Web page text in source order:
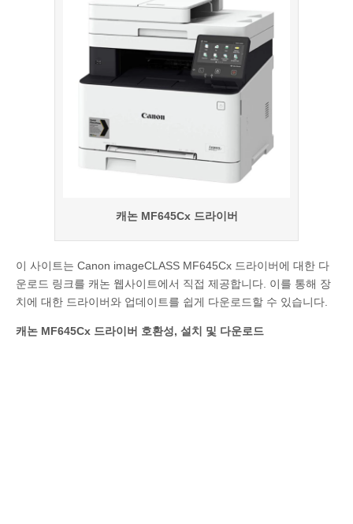
캐논 MF645Cx 드라이버
이 사이트는 Canon imageCLASS MF645Cx 드라이버에 대한 다
운로드 링크를 캐논 웹사이트에서 직접 제공합니다. 이를 통해 장
치에 대한 드라이버와 업데이트를 쉽게 다운로드할 수 있습니다.
캐논 MF645Cx 드라이버 호환성, 설치 및 다운로드